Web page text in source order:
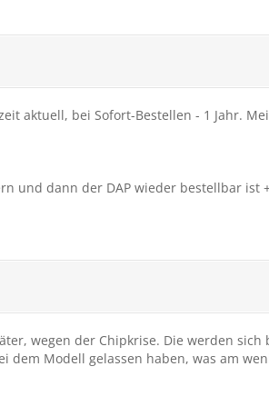
aktuell, bei Sofort-Bestellen - 1 Jahr.
und dann der DAP wieder bestellbar ist
wegen der Chipkrise. Die werden sich
Modell gelassen haben, was am